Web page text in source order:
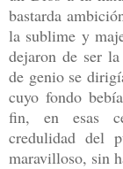
bastarda
la sublime y
dejaron de ser
de genio se
cuyo fondo
fin, en esas
credulidad del
maravilloso, sin